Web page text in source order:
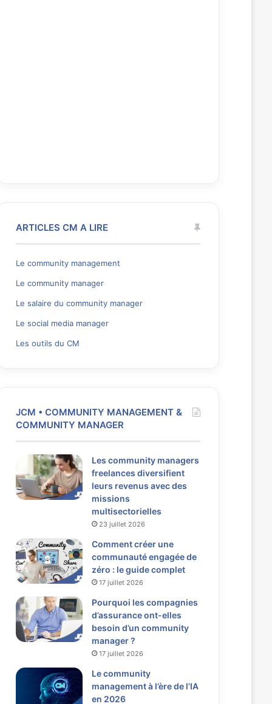
ARTICLES CM A LIRE
Le community management
Le community manager
Le salaire du community manager
Le social media manager
Les outils du CM
JCM • COMMUNITY MANAGEMENT &
COMMUNITY MANAGER
Les community managers
freelances diversifient
leurs revenus avec des
missions
multisectorielles
23 juillet 2026
Comment créer une
communauté engagée de
zéro : le guide complet
17 juillet 2026
Pourquoi les compagnies
d’assurance ont-elles
besoin d’un community
manager ?
17 juillet 2026
Le community
management à l’ère de l’IA
en 2026